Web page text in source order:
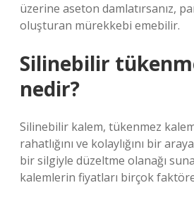
üzerine aseton damlatırsanız,
oluşturan mürekkebi emebilir.
Silinebilir
nedir?
Silinebilir kalem, tükenmez
rahatlığını ve kolaylığını bir
bir silgiyle düzeltme olanağı
kalemlerin fiyatları birçok faktöre